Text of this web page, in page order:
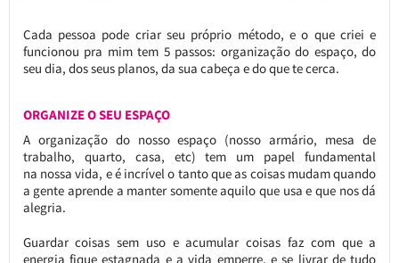
Cada pessoa pode criar seu próprio método, e o que criei e
funcionou pra mim tem 5 passos: organização do espaço, do
seu dia, dos seus planos, da sua cabeça e do que te cerca.
ORGANIZE O SEU ESPAÇO
A organização do nosso espaço (nosso armário, mesa de
trabalho, quarto, casa, etc) tem um papel fundamental
na nossa vida, e é incrível o tanto que as coisas mudam quando
a gente aprende a manter somente aquilo que usa e que nos dá
alegria.
Guardar coisas sem uso e acumular coisas faz com que a
energia fique estagnada e a vida emperre, e se livrar de tudo